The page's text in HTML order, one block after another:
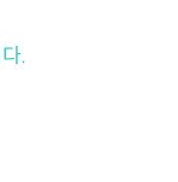
.